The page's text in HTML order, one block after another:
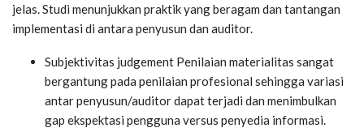
jelas. Studi menunjukkan praktik yang beragam dan tantangan
implementasi di antara penyusun dan auditor.
Subjektivitas judgement Penilaian materialitas sangat
bergantung pada penilaian profesional sehingga variasi
antar penyusun/auditor dapat terjadi dan menimbulkan
gap ekspektasi pengguna versus penyedia informasi.